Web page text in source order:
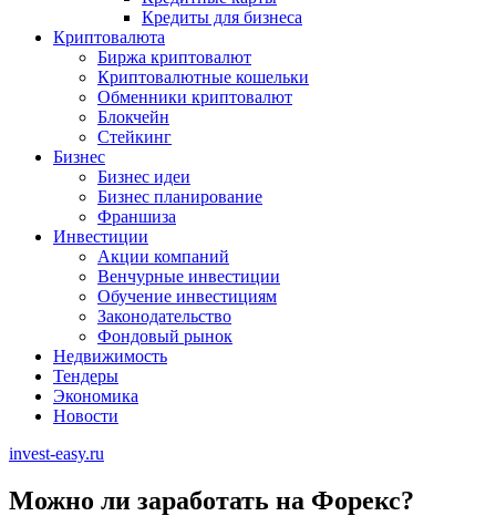
Кредиты для бизнеса
Криптовалюта
Биржа криптовалют
Криптовалютные кошельки
Обменники криптовалют
Блокчейн
Стейкинг
Бизнес
Бизнес идеи
Бизнес планирование
Франшиза
Инвестиции
Акции компаний
Венчурные инвестиции
Обучение инвестициям
Законодательство
Фондовый рынок
Недвижимость
Тендеры
Экономика
Новости
invest-easy.ru
Можно ли заработать на Форекс?